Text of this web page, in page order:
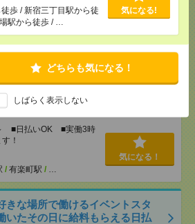
歩 / 新宿三丁目駅から徒
駅から徒歩 / …
気になる!
どちらも気になる！
しばらく表示しない
■最大で日給2万8500
らい駅/西横浜駅/…
気になる！
イト]
■日払いOK ■実働3時
！
/ 有楽町駅 / …
気になる！
きな場所で働けるイベントスタ
いたその日に給料もらえる日払